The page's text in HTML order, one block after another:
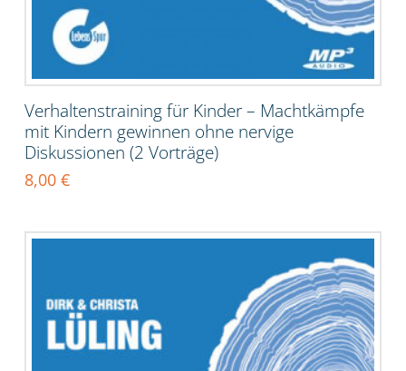
Verhaltenstraining für Kinder – Machtkämpfe
mit Kindern gewinnen ohne nervige
Diskussionen (2 Vorträge)
8,00 €